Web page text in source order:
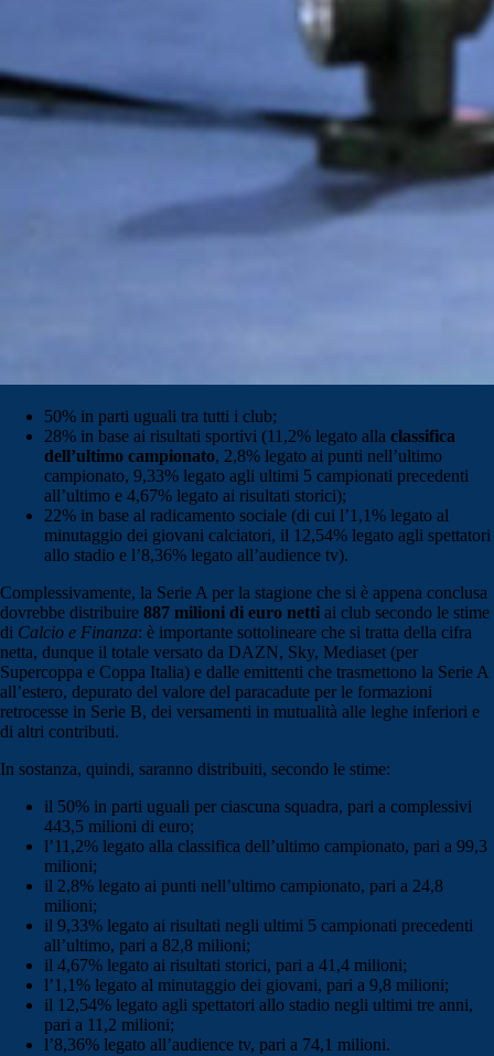
50% in parti uguali tra tutti i club;
28% in base ai risultati sportivi (11,2% legato alla classifica
dell’ultimo campionato, 2,8% legato ai punti nell’ultimo
campionato, 9,33% legato agli ultimi 5 campionati precedenti
all’ultimo e 4,67% legato ai risultati storici);
22% in base al radicamento sociale (di cui l’1,1% legato al
minutaggio dei giovani calciatori, il 12,54% legato agli spettatori
allo stadio e l’8,36% legato all’audience tv).
Complessivamente, la Serie A per la stagione che si è appena conclusa
dovrebbe distribuire 887 milioni di euro netti ai club secondo le stime
di Calcio e Finanza: è importante sottolineare che si tratta della cifra
netta, dunque il totale versato da DAZN, Sky, Mediaset (per
Supercoppa e Coppa Italia) e dalle emittenti che trasmettono la Serie A
all’estero, depurato del valore del paracadute per le formazioni
retrocesse in Serie B, dei versamenti in mutualità alle leghe inferiori e
di altri contributi.
In sostanza, quindi, saranno distribuiti, secondo le stime:
il 50% in parti uguali per ciascuna squadra, pari a complessivi
443,5 milioni di euro;
l’11,2% legato alla classifica dell’ultimo campionato, pari a 99,3
milioni;
il 2,8% legato ai punti nell’ultimo campionato, pari a 24,8
milioni;
il 9,33% legato ai risultati negli ultimi 5 campionati precedenti
all’ultimo, pari a 82,8 milioni;
il 4,67% legato ai risultati storici, pari a 41,4 milioni;
l’1,1% legato al minutaggio dei giovani, pari a 9,8 milioni;
il 12,54% legato agli spettatori allo stadio negli ultimi tre anni,
pari a 11,2 milioni;
l’8,36% legato all’audience tv, pari a 74,1 milioni.